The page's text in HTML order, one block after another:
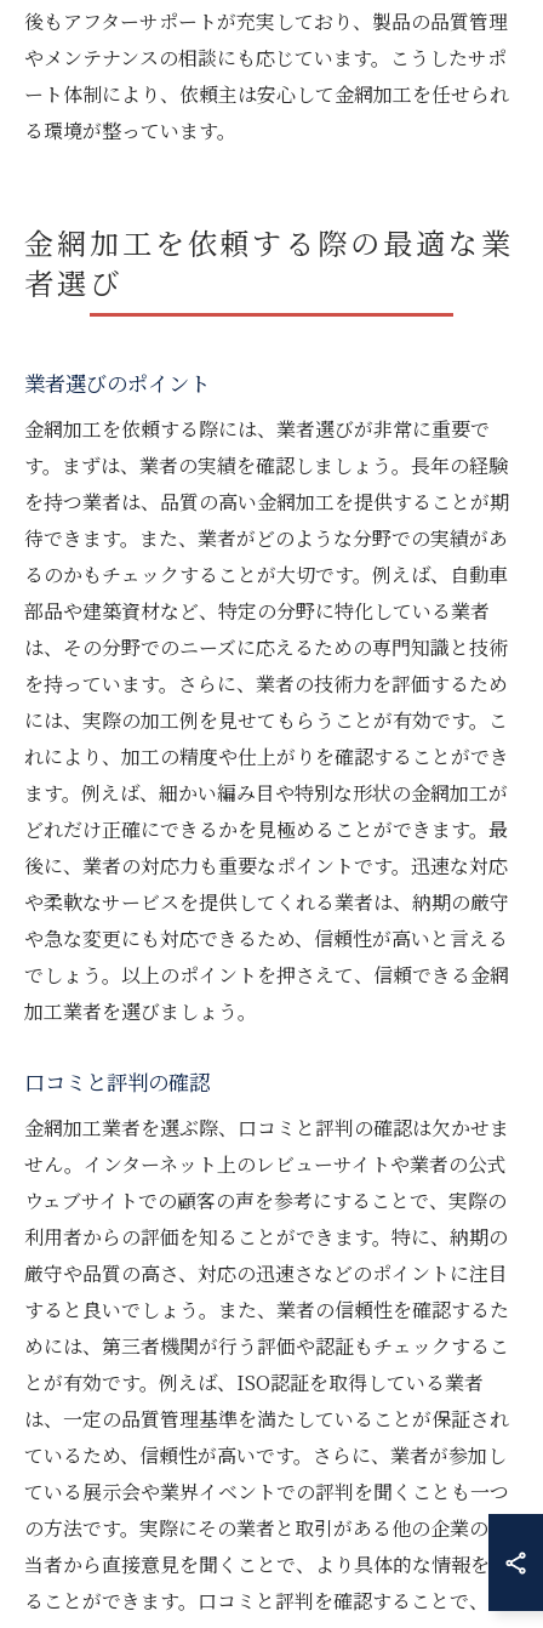
後もアフターサポートが充実しており、製品の品質管理
やメンテナンスの相談にも応じています。こうしたサポ
ート体制により、依頼主は安心して金網加工を任せられ
る環境が整っています。
金網加工を依頼する際の最適な業
者選び
業者選びのポイント
金網加工を依頼する際には、業者選びが非常に重要で
す。まずは、業者の実績を確認しましょう。長年の経験
を持つ業者は、品質の高い金網加工を提供することが期
待できます。また、業者がどのような分野での実績があ
るのかもチェックすることが大切です。例えば、自動車
部品や建築資材など、特定の分野に特化している業者
は、その分野でのニーズに応えるための専門知識と技術
を持っています。さらに、業者の技術力を評価するため
には、実際の加工例を見せてもらうことが有効です。こ
れにより、加工の精度や仕上がりを確認することができ
ます。例えば、細かい編み目や特別な形状の金網加工が
どれだけ正確にできるかを見極めることができます。最
後に、業者の対応力も重要なポイントです。迅速な対応
や柔軟なサービスを提供してくれる業者は、納期の厳守
や急な変更にも対応できるため、信頼性が高いと言える
でしょう。以上のポイントを押さえて、信頼できる金網
加工業者を選びましょう。
口コミと評判の確認
金網加工業者を選ぶ際、口コミと評判の確認は欠かせま
せん。インターネット上のレビューサイトや業者の公式
ウェブサイトでの顧客の声を参考にすることで、実際の
利用者からの評価を知ることができます。特に、納期の
厳守や品質の高さ、対応の迅速さなどのポイントに注目
すると良いでしょう。また、業者の信頼性を確認するた
めには、第三者機関が行う評価や認証もチェックするこ
とが有効です。例えば、ISO認証を取得している業者
は、一定の品質管理基準を満たしていることが保証され
ているため、信頼性が高いです。さらに、業者が参加し
ている展示会や業界イベントでの評判を聞くことも一つ
の方法です。実際にその業者と取引がある他の企業の担
当者から直接意見を聞くことで、より具体的な情報を得
ることができます。口コミと評判を確認することで、金